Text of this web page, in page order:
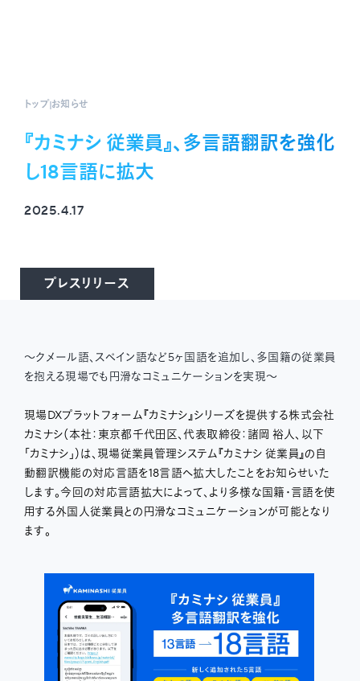
トップお知らせ
『カミナシ 従業員』、多言語翻訳を強化
し18言語に拡大
2025.4.17
プレスリリース
〜クメール語、スペイン語など5ヶ国語を追加し、多国籍の従業員
を抱える現場でも円滑なコミュニケーションを実現〜
現場DXプラットフォーム『カミナシ』シリーズを提供する株式会社
カミナシ（本社：東京都千代田区、代表取締役：諸岡 裕人、以下
「カミナシ」）は、現場従業員管理システム『カミナシ 従業員』の自
動翻訳機能の対応言語を18言語へ拡大したことをお知らせいた
します。今回の対応言語拡大によって、より多様な国籍・言語を使
用する外国人従業員との円滑なコミュニケーションが可能となり
ます。